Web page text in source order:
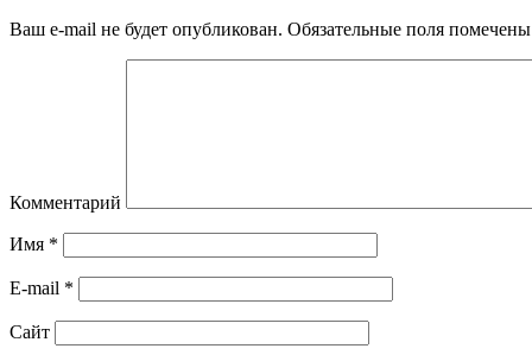
Ваш e-mail не будет опубликован. Обязательные поля
Комментарий
Имя *
E-mail *
Сайт